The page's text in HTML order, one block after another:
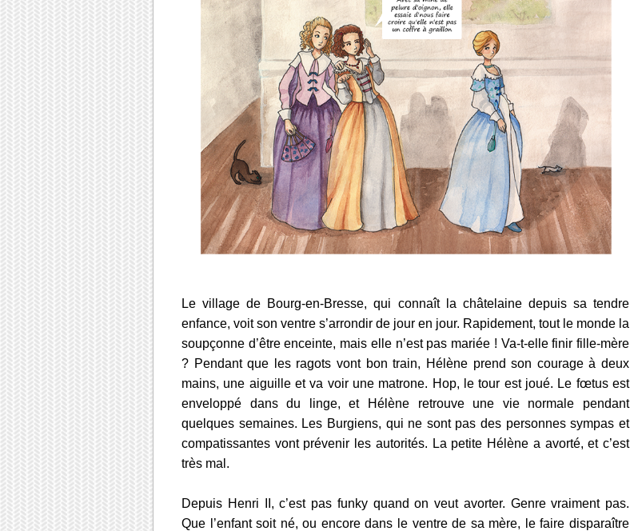
Le village de Bourg-en-Bresse, qui connaît la châtelaine depuis sa tendre
enfance, voit son ventre s’arrondir de jour en jour. Rapidement, tout le monde la
soupçonne d’être enceinte, mais elle n’est pas mariée ! Va-t-elle finir fille-mère
? Pendant que les ragots vont bon train, Hélène prend son courage à deux
mains, une aiguille et va voir une matrone. Hop, le tour est joué. Le fœtus est
enveloppé dans du linge, et Hélène retrouve une vie normale pendant
quelques semaines. Les Burgiens, qui ne sont pas des personnes sympas et
compatissantes vont prévenir les autorités. La petite Hélène a avorté, et c’est
très mal.
Depuis Henri II, c’est pas funky quand on veut avorter. Genre vraiment pas.
Que l’enfant soit né, ou encore dans le ventre de sa mère, le faire disparaître